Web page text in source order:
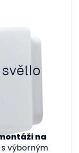
na
výborným